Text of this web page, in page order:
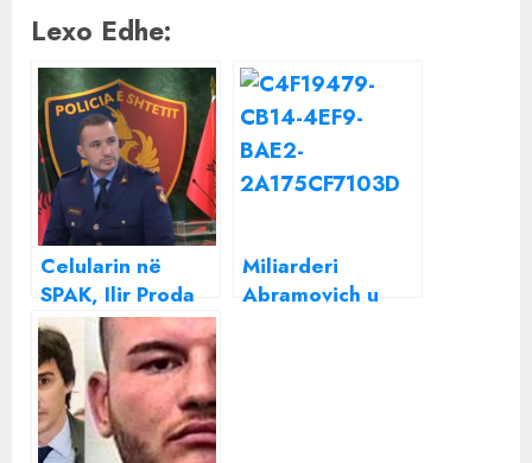
Lexo Edhe:
Celularin në
SPAK, Ilir Proda
zgjidhet Drejtor i
Policisë së Shtetit
Miliarderi
Abramovich u